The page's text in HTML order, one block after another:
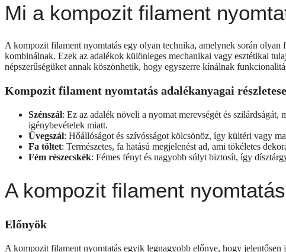
Mi a kompozit filament
A kompozit filament nyomtatás egy olyan technika, amelynek során
kombinálnak. Ezek az adalékok különleges mechanikai vagy esztétikai
népszerűségüket annak köszönhetik, hogy egyszerre kínálnak
Kompozit filament nyomtatás adalékanyagai
Szénszál: Ez az adalék növeli a nyomat merevségét és
igénybevételek miatt.
Üvegszál: Hőállóságot és szívósságot kölcsönöz, így kültéri vagy
Fa töltet: Természetes, fa hatású megjelenést ad, ami tökéletes
Fém részecskék: Fémes fényt és nagyobb súlyt biztosít, így
A kompozit filament
Előnyök
A kompozit filament nyomtatás egyik legnagyobb előnye, hogy jelentősen